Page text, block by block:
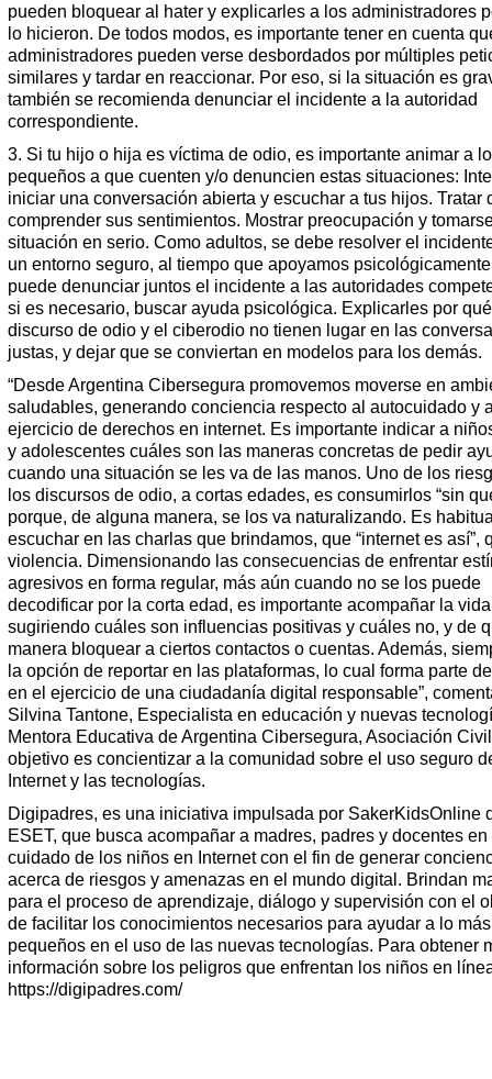
pueden bloquear al hater y explicarles a los administradores
lo hicieron. De todos modos, es importante tener en cuenta
administradores pueden verse desbordados por múltiples
similares y tardar en reaccionar. Por eso, si la situación es
también se recomienda denunciar el incidente a la autoridad
correspondiente.
3. Si tu hijo o hija es víctima de odio, es importante animar a
pequeños a que cuenten y/o denuncien estas situaciones:
iniciar una conversación abierta y escuchar a tus hijos. Tratar
comprender sus sentimientos. Mostrar preocupación y
situación en serio. Como adultos, se debe resolver el
un entorno seguro, al tiempo que apoyamos
puede denunciar juntos el incidente a las autoridades
si es necesario, buscar ayuda psicológica. Explicarles por
discurso de odio y el ciberodio no tienen lugar en las
justas, y dejar que se conviertan en modelos para los demás.
“Desde Argentina Cibersegura promovemos moverse en
saludables, generando conciencia respecto al autocuidado y
ejercicio de derechos en internet. Es importante indicar a
y adolescentes cuáles son las maneras concretas de pedir
cuando una situación se les va de las manos. Uno de los
los discursos de odio, a cortas edades, es consumirlos “sin
porque, de alguna manera, se los va naturalizando. Es
escuchar en las charlas que brindamos, que “internet es así”,
violencia. Dimensionando las consecuencias de enfrentar
agresivos en forma regular, más aún cuando no se los puede
decodificar por la corta edad, es importante acompañar la
sugiriendo cuáles son influencias positivas y cuáles no, y de
manera bloquear a ciertos contactos o cuentas. Además,
la opción de reportar en las plataformas, lo cual forma parte
en el ejercicio de una ciudadanía digital responsable”,
Silvina Tantone, Especialista en educación y nuevas
Mentora Educativa de Argentina Cibersegura, Asociación
objetivo es concientizar a la comunidad sobre el uso seguro
Internet y las tecnologías.
Digipadres, es una iniciativa impulsada por SakerKidsOnline
ESET, que busca acompañar a madres, padres y docentes en
cuidado de los niños en Internet con el fin de generar
acerca de riesgos y amenazas en el mundo digital. Brindan
para el proceso de aprendizaje, diálogo y supervisión con el
de facilitar los conocimientos necesarios para ayudar a lo más
pequeños en el uso de las nuevas tecnologías. Para obtener
información sobre los peligros que enfrentan los niños en
https://digipadres.com/